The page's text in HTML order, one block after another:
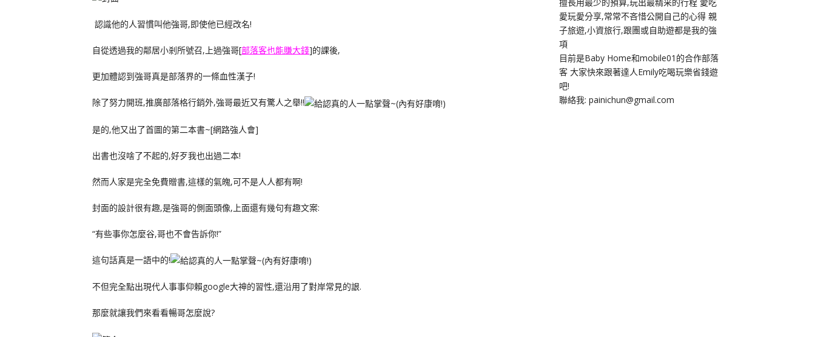
認識他的人習慣叫他強哥,即使他已經改名!
自從透過我的鄰居小剎所號召,上過強哥[部落客也能賺大錢]的課後,
更加體認到強哥真是部落界的一條血性漢子!
除了努力開班,推廣部落格行銷外,強哥最近又有驚人之舉!!
是的,他又出了首圖的第二本書~[網路強人會]
出書也沒啥了不起的,好歹我也出過二本!
然而人家是完全免費贈書,這樣的氣魄,可不是人人都有啊!
封面的設計很有趣,是強哥的側面頭像,上面還有幾句有趣文案:
“有些事你怎麼谷,哥也不會告訴你!”
這句話真是一語中的!
不但完全點出現代人事事仰賴google大神的習性,還沿用了對岸常見的詪.
那麼就讓我們來看看暢哥怎麼說?
愛玩愛分享,常常不吝惜公開自己的心得 親
子旅遊,小資旅行,跟團或自助遊都是我的強
項
目前是Baby Home和mobile01的合作部落
客 大家快來跟著達人Emily吃喝玩樂省錢遊
吧!
聯絡我: painichun@gmail.com